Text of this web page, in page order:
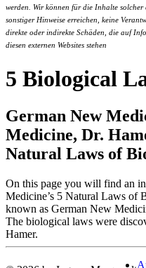
werden. Wir können für die Inhalte solcher
sonstiger Hinweise erreichen, keine
direkte oder indirekte Schäden, die auf
diesen externen Websites stehen
5 Biological
German New
Medicine, Dr.
Natural Laws of
On this page you will find an
Medicine’s 5 Natural Laws of
known as German New
The biological laws were
Hamer.